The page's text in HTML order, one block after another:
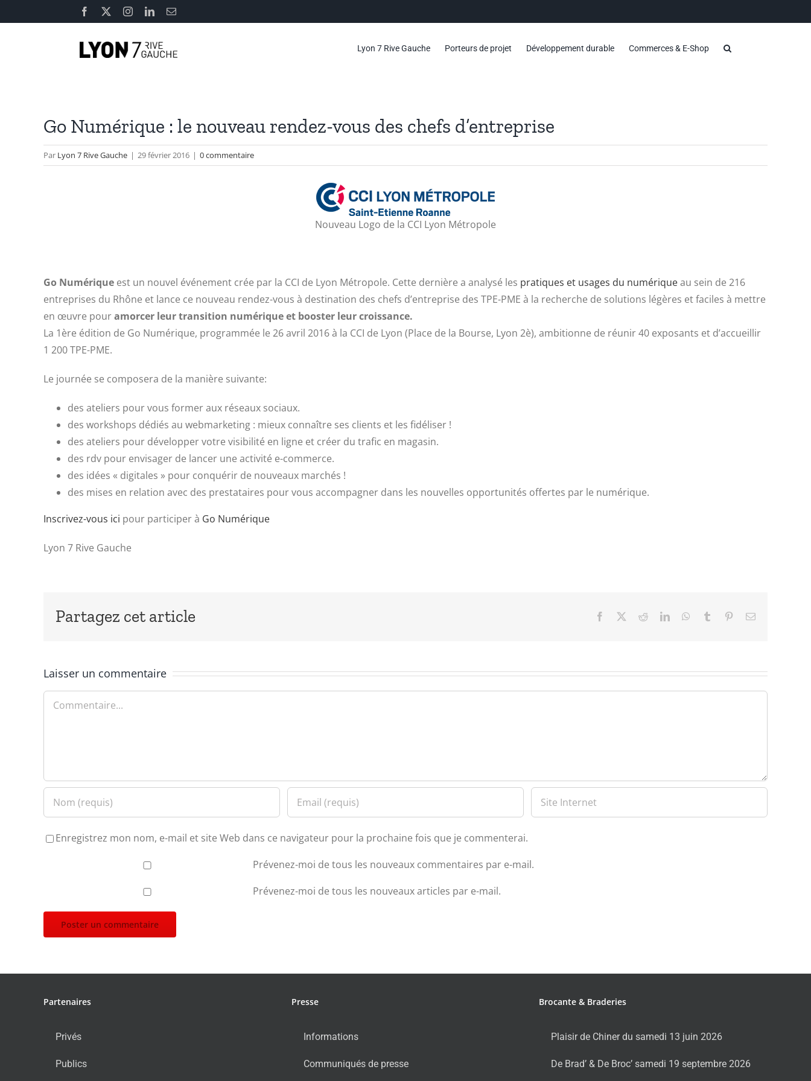
au
Facebook InstagramLinkedInEmail
Lyon 7 Rive Gauche Porteurs de projet Développement durable Commerces & E-Shop
Go Numérique : le nouveau rendez-vous des chefs d’entreprise
Par Lyon 7 Rive Gauche | 29 février 2016 | 0 commentaire
Nouveau Logo de la CCI Lyon Métropole
Go Numérique est un nouvel événement crée par la CCI de Lyon Métropole. Cette dernière a analysé les pratiques et usages du numériqueau sein de 216
entreprises du Rhône et lance ce nouveau rendez-vous à destination des chefs d’entreprise des TPE-PME à la recherche de solutions légères et faciles à mettre
en œuvre pouramorcer leur transition numérique et booster leur croissance.
La 1ère édition de Go Numérique, programmée le 26 avril 2016 à la CCI de Lyon (Place de la Bourse, Lyon 2è), ambitionne de réunir 40 exposants et d’accueillir
1 200 TPE-PME.
Le journée se composera de la manière suivante:
des ateliers pour vous former aux réseaux sociaux.
des workshops dédiés au webmarketing : mieux connaître ses clients et les fidéliser !
des ateliers pour développer votre visibilité en ligne et créer du trafic en magasin.
des rdv pour envisager de lancer une activité e-commerce.
des idées « digitales » pour conquérir de nouveaux marchés !
des mises en relation avec des prestataires pour vous accompagner dans les nouvelles opportunités offertes par le numérique.
Inscrivez-vous ici pour participer à Go Numérique
Lyon 7 Rive Gauche
Partagez cet article Facebook RedditLinkedInWhatsApp
Tumblr PinterestEmail
Laisser un commentaire
Commentaire
Enregistrez mon nom, e-mail et site Web dans ce navigateur pour la prochaine fois que je commenterai.
Prévenez-moi de tous les nouveaux commentaires par e-mail.
Prévenez-moi de tous les nouveaux articles par e-mail.
Partenaires
Privés
Publics
Presse
Informations
Communiqués de presse
Brocante & Braderies
Plaisir de Chiner du samedi 13 juin 2026
De Brad’ & De Broc’ samedi 19 septembre 2026